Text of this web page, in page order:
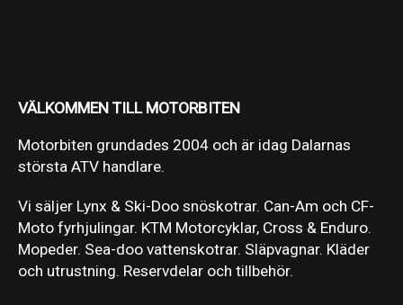
VÄLKOMMEN TILL MOTORBITEN
Motorbiten grundades 2004 och är idag Dalarnas
största ATV handlare.
Vi säljer Lynx & Ski-Doo snöskotrar. Can-Am och CF-
Moto fyrhjulingar. KTM Motorcyklar, Cross & Enduro.
Mopeder. Sea-doo vattenskotrar. Släpvagnar. Kläder
och utrustning. Reservdelar och tillbehör.